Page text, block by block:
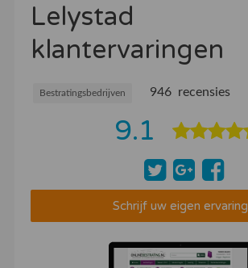
Bedrijven
Over ons
Blogs
Lelystad
klantervaringen
Bestratingsbedrijven 946 recensies
9.1
Schrijf uw eigen ervaring